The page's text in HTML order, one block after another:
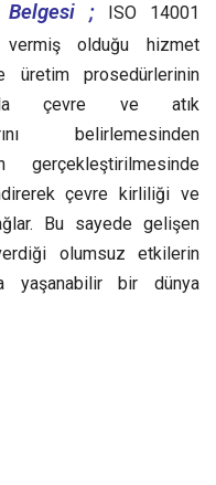
Belgesi ;
ISO 14001
vermiş olduğu hizmet
üretim prosedürlerinin
çevre ve atık
belirlemesinden
çevre kirliliği ve
Bu sayede gelişen
olumsuz etkilerin
bir dünya